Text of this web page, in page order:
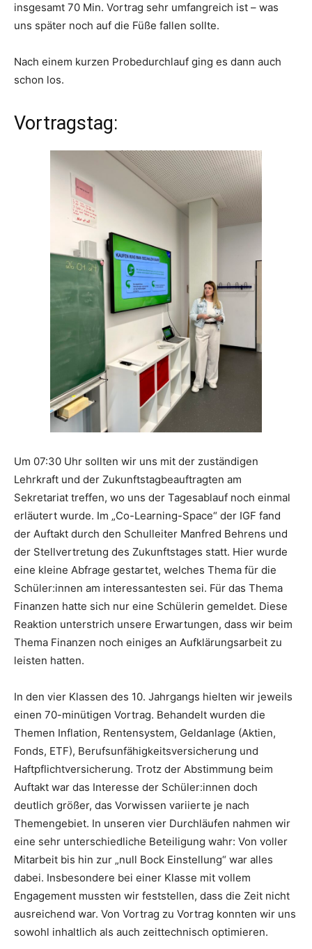
insgesamt 70 Min. Vortrag sehr umfangreich ist – was
uns später noch auf die Füße fallen sollte.
Nach einem kurzen Probedurchlauf ging es dann auch
schon los.
Vortragstag:
Um 07:30 Uhr sollten wir uns mit der zuständigen
Lehrkraft und der Zukunftstagbeauftragten am
Sekretariat treffen, wo uns der Tagesablauf noch einmal
erläutert wurde. Im „Co-Learning-Space“ der IGF fand
der Auftakt durch den Schulleiter Manfred Behrens und
der Stellvertretung des Zukunftstages statt. Hier wurde
eine kleine Abfrage gestartet, welches Thema für die
Schüler:innen am interessantesten sei. Für das Thema
Finanzen hatte sich nur eine Schülerin gemeldet. Diese
Reaktion unterstrich unsere Erwartungen, dass wir beim
Thema Finanzen noch einiges an Aufklärungsarbeit zu
leisten hatten.
In den vier Klassen des 10. Jahrgangs hielten wir jeweils
einen 70-minütigen Vortrag. Behandelt wurden die
Themen Inflation, Rentensystem, Geldanlage (Aktien,
Fonds, ETF), Berufsunfähigkeitsversicherung und
Haftpflichtversicherung. Trotz der Abstimmung beim
Auftakt war das Interesse der Schüler:innen doch
deutlich größer, das Vorwissen variierte je nach
Themengebiet. In unseren vier Durchläufen nahmen wir
eine sehr unterschiedliche Beteiligung wahr: Von voller
Mitarbeit bis hin zur „null Bock Einstellung“ war alles
dabei. Insbesondere bei einer Klasse mit vollem
Engagement mussten wir feststellen, dass die Zeit nicht
ausreichend war. Von Vortrag zu Vortrag konnten wir uns
sowohl inhaltlich als auch zeittechnisch optimieren.